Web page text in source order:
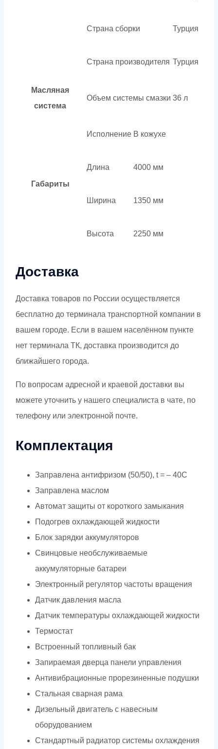
Страна сборки Турция
Страна производителя Турция
Масляная
система
Объем системы смазки 36 л
Габариты
Исполнение В кожухе
Длина 4000 мм
Ширина 1350 мм
Высота 2250 мм
Доставка
Доставка товаров по России осуществляется
бесплатно до терминала транспортной компании в
вашем городе. Если в вашем населённом пункте
нет терминала ТК, доставка производится до
ближайшего города.
По вопросам адресной и краевой доставки вы
можете уточнить у нашего специалиста в чате, по
телефону или электронной почте.
Комплектация
Заправлена антифризом (50/50), t = – 40C
Заправлена маслом
Автомат защиты от короткого замыкания
Подогрев охлаждающей жидкости
Блок зарядки аккумуляторов
Свинцовые необслуживаемые
аккумуляторные батареи
Электронный регулятор частоты вращения
Датчик давления масла
Датчик температуры охлаждающей жидкости
Термостат
Встроенный топливный бак
Запираемая дверца панели управления
Антивибрационные прорезиненные подушки
Стальная сварная рама
Дизельный двигатель с навесным
оборудованием
Стандартный радиатор системы охлаждения